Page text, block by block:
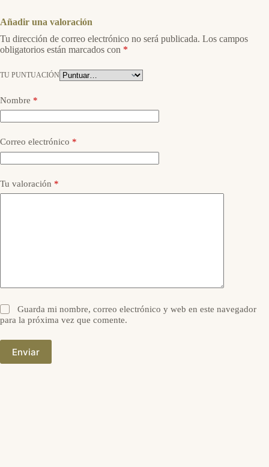
Añadir una valoración
Tu dirección de correo electrónico no será publicada. Los campos
obligatorios están marcados con *
TU PUNTUACIÓN
Nombre *
Correo electrónico *
Tu valoración *
Guarda mi nombre, correo electrónico y web en este navegador
para la próxima vez que comente.
Enviar